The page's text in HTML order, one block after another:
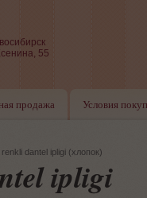
55
продажа Условия
dantel ipligi (хлопок)
ipligi